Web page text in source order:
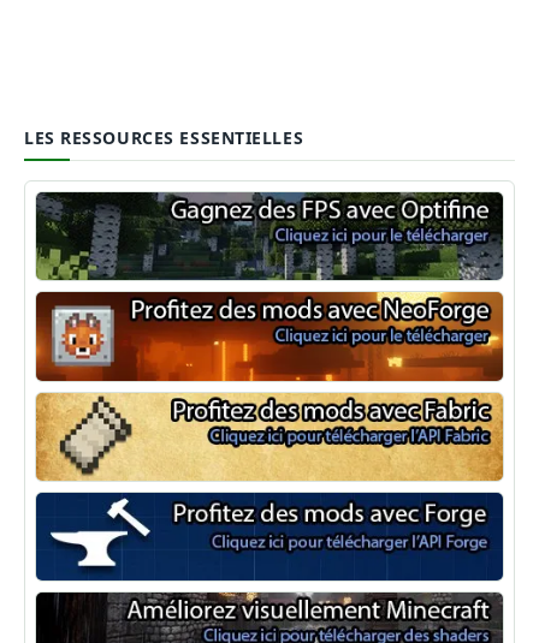
LES RESSOURCES ESSENTIELLES
Optifine
NeoForge
Minecraft Fabric
Minecraft Forge